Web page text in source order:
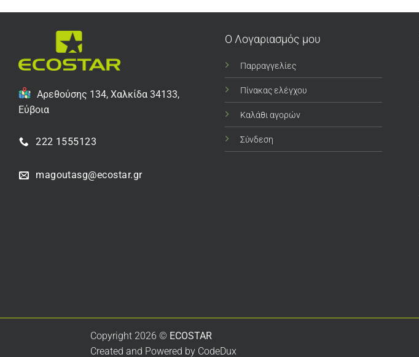
Αρεθούσης 134, Χαλκίδα 34133,
Εύβοια
222 1555123
magoutasg@ecostar.gr
Ο Λογαριασμός μου
Παρραγγελίες
Πίνακας ελέγχου
Καλάθι αγορών
Σύνδεση
Copyright 2026 © ECOSTAR
Created and Powered by CodeDux